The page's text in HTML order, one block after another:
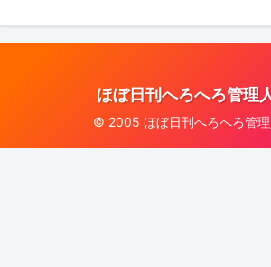
ほぼ日刊へろへろ管理
© 2005 ほぼ日刊へろへろ管